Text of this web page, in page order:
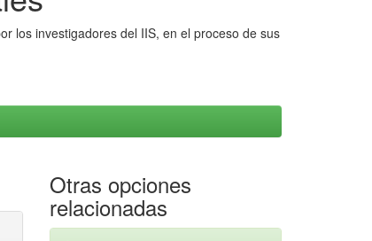
los investigadores del IIS, en el proceso de sus
Otras opciones
relacionadas